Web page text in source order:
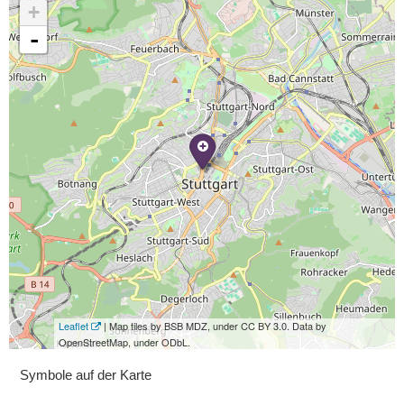
+
-
Leaflet
| Map tiles by BSB MDZ, under CC BY 3.0. Data by
OpenStreetMap, under ODbL.
Symbole auf der Karte